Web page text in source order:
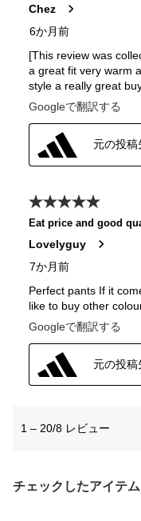
チェックしたアイテム